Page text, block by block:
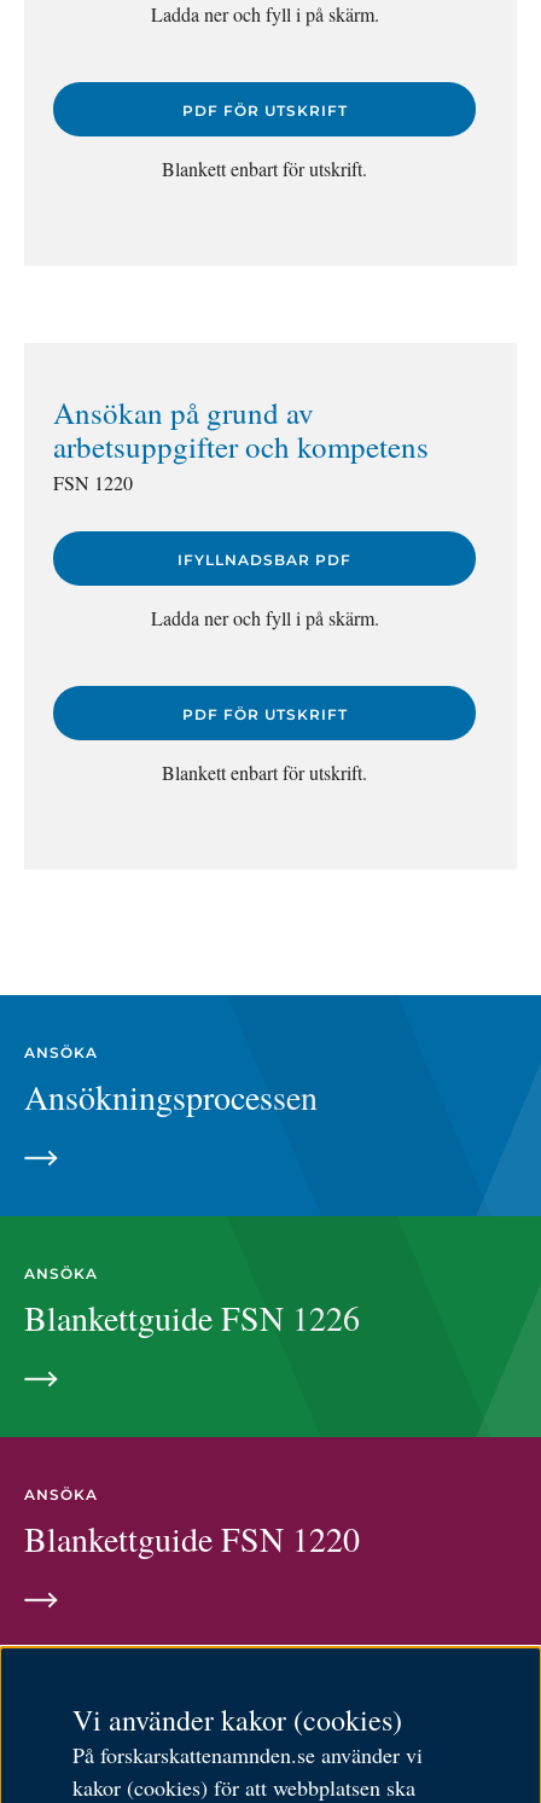
Vi använder kakor (cookies)
På forskarskattenamnden.se använder vi
kakor (cookies) för att webbplatsen ska
Ladda ner och fyll i på skärm.
PDF FÖR UTSKRIFT
Blankett enbart för utskrift.
Ansökan på grund av
arbetsuppgifter och kompetens
FSN 1220
IFYLLNADSBAR PDF
Ladda ner och fyll i på skärm.
PDF FÖR UTSKRIFT
Blankett enbart för utskrift.
ANSÖKA
Ansökningsprocessen
ANSÖKA
Blankettguide FSN 1226
ANSÖKA
Blankettguide FSN 1220
English
Om cookies
Behandling av personuppgifter